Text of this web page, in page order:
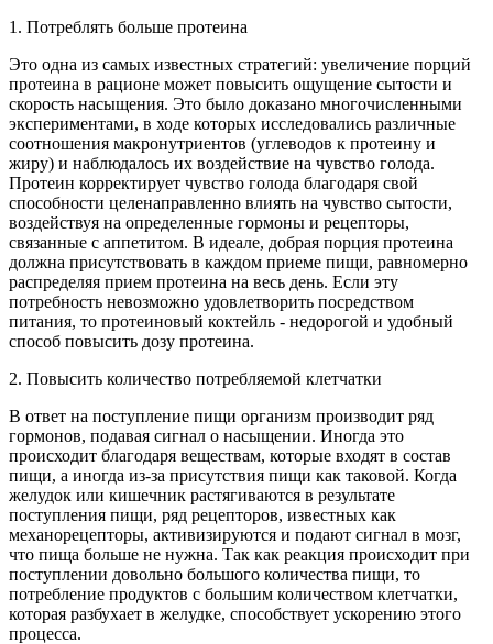
1. Потреблять больше протеина
Это одна из самых известных стратегий: увеличение порций
протеина в рационе может повысить ощущение сытости и
скорость насыщения. Это было доказано многочисленными
экспериментами, в ходе которых исследовались различные
соотношения макронутриентов (углеводов к протеину и
жиру) и наблюдалось их воздействие на чувство голода.
Протеин корректирует чувство голода благодаря свой
способности целенаправленно влиять на чувство сытости,
воздействуя на определенные гормоны и рецепторы,
связанные с аппетитом. В идеале, добрая порция протеина
должна присутствовать в каждом приеме пищи, равномерно
распределяя прием протеина на весь день. Если эту
потребность невозможно удовлетворить посредством
питания, то протеиновый коктейль - недорогой и удобный
способ повысить дозу протеина.
2. Повысить количество потребляемой клетчатки
В ответ на поступление пищи организм производит ряд
гормонов, подавая сигнал о насыщении. Иногда это
происходит благодаря веществам, которые входят в состав
пищи, а иногда из-за присутствия пищи как таковой. Когда
желудок или кишечник растягиваются в результате
поступления пищи, ряд рецепторов, известных как
механорецепторы, активизируются и подают сигнал в мозг,
что пища больше не нужна. Так как реакция происходит при
поступлении довольно большого количества пищи, то
потребление продуктов с большим количеством клетчатки,
которая разбухает в желудке, способствует ускорению этого
процесса.